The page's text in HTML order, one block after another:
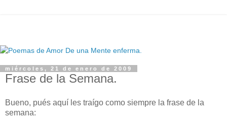
miércoles, 21 de enero de 2009
Frase de la Semana.
Bueno, pués aquí les traígo como siempre la frase de la
semana: